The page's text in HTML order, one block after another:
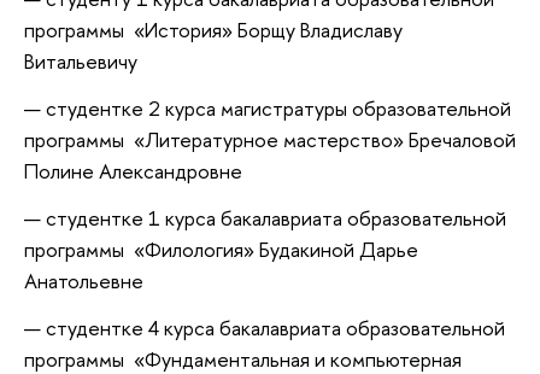
программы «История» Борщу Владиславу
Витальевичу
студентке 2 курса магистратуры образовательной
программы «Литературное мастерство» Бречаловой
Полине Александровне
студентке 1 курса бакалавриата образовательной
программы «Филология» Будакиной Дарье
Анатольевне
студентке 4 курса бакалавриата образовательной
программы «Фундаментальная и компьютерная